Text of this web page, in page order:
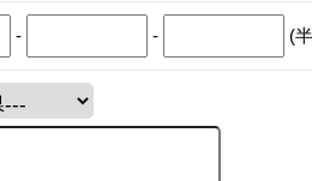
- - (